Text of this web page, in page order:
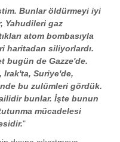
Bunlar öldürmeyi iyi
Yahudileri gaz
atom bombasıyla
haritadan siliyorlardı.
bugün de Gazze'de.
Irak'ta, Suriye'de,
bu zulümleri gördük.
bunlar. İşte bunun
mücadelesi
"